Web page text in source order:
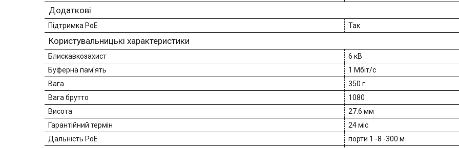
Додаткові
Підтримка PoE Так
Користувальницькі характеристики
Блискавкозахист
6 кВ
Буферна пам'ять
1 Мбіт/с
Вага
350 г
Вага брутто
1080
Висота
27.6 мм
Гарантійний термін
24 міс
Дальність PoE
порти 1 -8 -300 м